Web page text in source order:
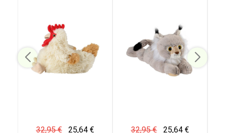
32,95 €
25,64 €
32,95 €
25,64 €